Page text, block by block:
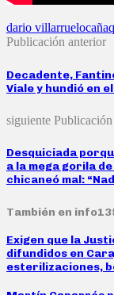
dario villarruelocaña
Publicación anterior
Decadente,
Viale y hundió en
siguiente Publicación
Desquiciada
a la mega gorila
chicaneó mal:
También en
Exigen que la
difundidos en
esterilizaciones,